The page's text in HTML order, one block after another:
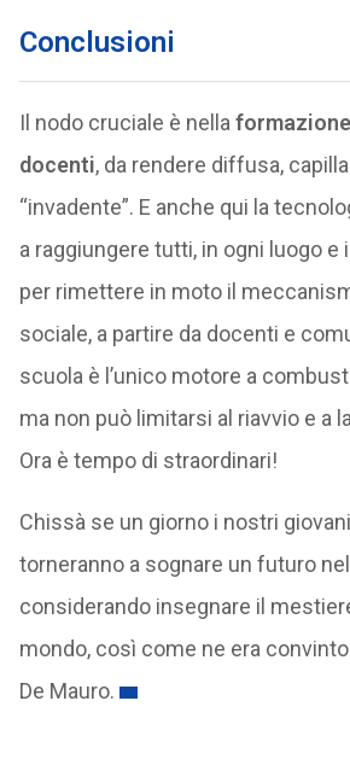
Conclusioni
Il nodo cruciale è nella
docenti, da rendere diffusa,
“invadente”. E anche qui la
a raggiungere tutti, in ogni luogo e
per rimettere in moto il
sociale, a partire da docenti e
scuola è l’unico motore a
ma non può limitarsi al riavvio e a
Ora è tempo di straordinari!
Chissà se un giorno i nostri
torneranno a sognare un futuro
considerando insegnare il
mondo, così come ne era
De Mauro.